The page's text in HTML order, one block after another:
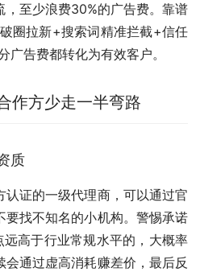
，至少浪费30%的广告费。靠谱
圈拉新+搜索词精准拦截+信任
广告费都转化为有效客户。
作方少走一半弯路
质
证的一级代理商，可以通过官
要找不知名的小机构。警惕承诺
远高于行业常规水平的，大概率
通过虚高消耗赚差价，最后反